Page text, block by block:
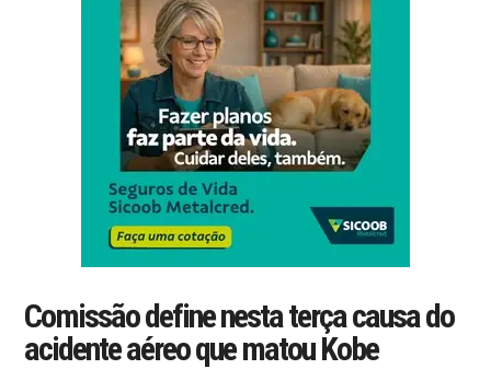
Comissão define nesta terça causa do
acidente aéreo que matou Kobe